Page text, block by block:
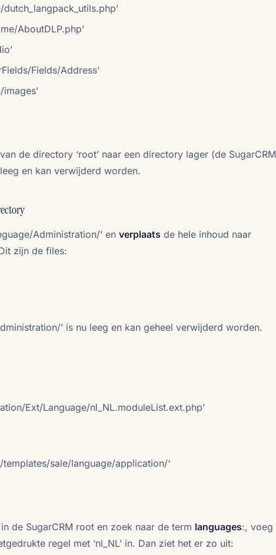
AboutDLP.php’
Fields/Address’
de directory ‘root’ naar een directory lager (de
en kan verwijderd worden.
Administration/’ en verplaats de hele inhoud naar
zijn de files:
’ is nu leeg en kan geheel verwijderd worden.
Ext/Language/nl_NL.moduleList.ext.php’
templates/sale/language/application/‘
de SugarCRM root en zoek naar de term languages:, voeg
regel met ‘nl_NL’ in. Dan ziet het er zo uit: